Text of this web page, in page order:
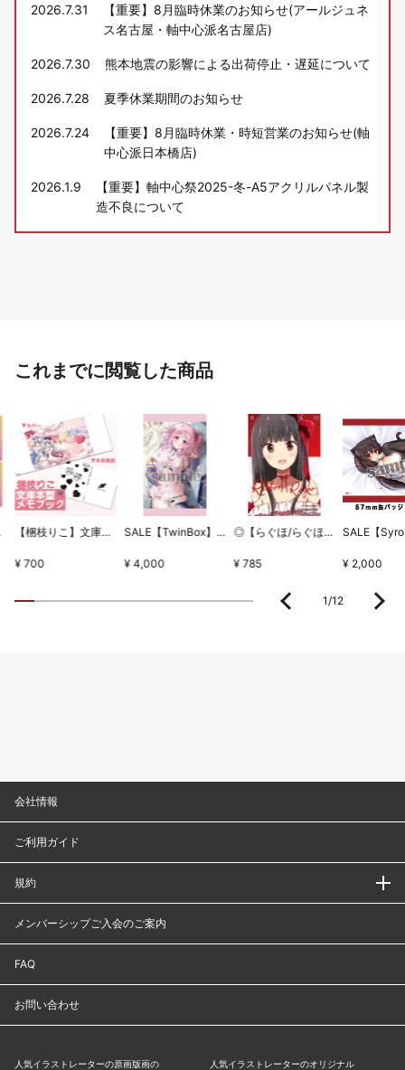
2026.7.31
【重要】8月臨時休業のお知らせ(アールジュネ
ス名古屋・軸中心派名古屋店)
2026.7.30 熊本地震の影響による出荷停止・遅延について
2026.7.28 夏季休業期間のお知らせ
2026.7.24
【重要】8月臨時休業・時短営業のお知らせ(軸
中心派日本橋店)
2026.1.9
【重要】軸中心祭2025-冬-A5アクリルパネル製
造不良について
これまでに閲覧した商品
セット 【梱枝りこ】文庫本型メモブック・「すいーとほいっぷ」限定版表紙
¥ 700
SALE【TwinBox】WSB1タペストリー・放課後の保健室
¥ 4,000
◎【らぐほ/らぐほのえりか】リボン
¥ 785 ¥ 2,000
1/12
人気イラストレーターの原画版画の 人気イラストレーターのオリジナル
会社情報
ご利用ガイド
規約
メンバーシップご入会のご案内
FAQ
お問い合わせ